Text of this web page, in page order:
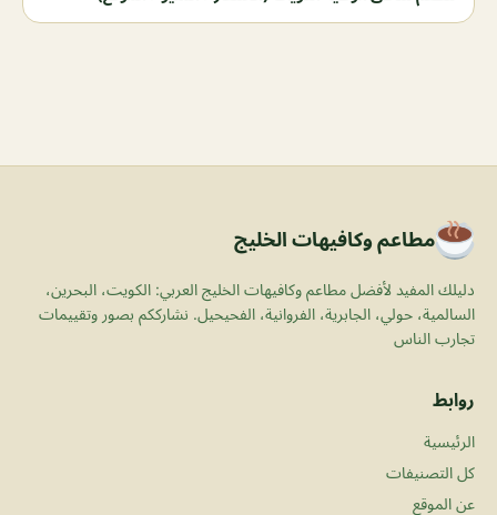
مطاعم وكافيهات الخليج
دليلك المفيد لأفضل مطاعم وكافيهات الخليج العربي: الكويت، البحرين،
السالمية، حولي، الجابرية، الفروانية، الفحيحيل. نشارككم بصور وتقييمات
تجارب الناس
روابط
الرئيسية
كل التصنيفات
عن الموقع